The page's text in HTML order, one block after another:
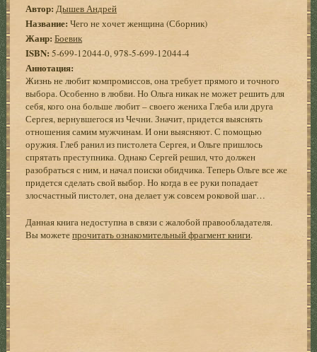
Автор: Дышев Андрей
Название: Чего не хочет женщина (Сборник)
Жанр: Боевик
ISBN:5-699-12044-0, 978-5-699-12044-4
Аннотация:
Жизнь не любит компромиссов, она требует прямого и точного
выбора. Особенно в любви. Но Ольга никак не может решить для
себя, кого она больше любит – своего жениха Глеба или друга
Сергея, вернувшегося из Чечни. Значит, придется выяснять
отношения самим мужчинам. И они выясняют. С помощью
оружия. Глеб ранил из пистолета Сергея, и Ольге пришлось
спрятать преступника. Однако Сергей решил, что должен
разобраться с ним, и начал поиски обидчика. Теперь Ольге все же
придется сделать свой выбор. Но когда в ее руки попадает
злосчастный пистолет, она делает уж совсем роковой шаг…
Данная книга недоступна в связи с жалобой правообладателя.
Вы можетепрочитать ознакомительный фрагмент книги.